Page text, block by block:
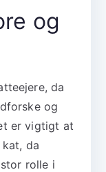
og
da
og
er vigtigt at
da
rolle i